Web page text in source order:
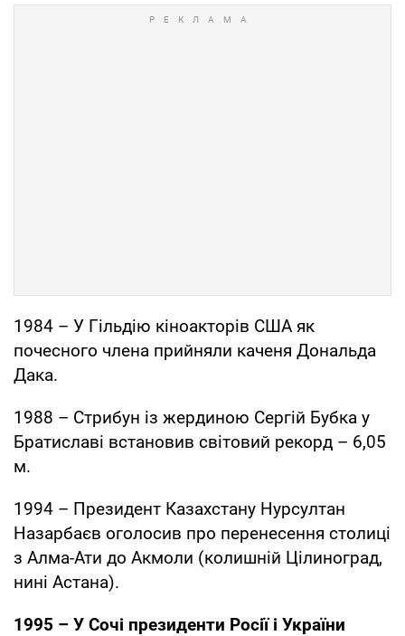
1984 – У Гільдію кіноакторів США як
почесного члена прийняли каченя Дональда
Дака.
1988 – Стрибун із жердиною Сергій Бубка у
Братиславі встановив світовий рекорд – 6,05
м.
1994 – Президент Казахстану Нурсултан
Назарбаєв оголосив про перенесення столиці
з Алма-Ати до Акмоли (колишній Цілиноград,
нині Астана).
1995 – У Сочі президенти Росії і України